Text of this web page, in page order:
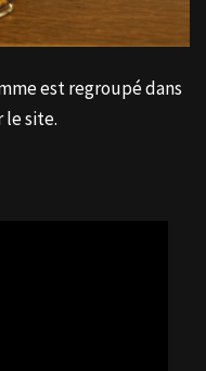
est regroupé dans
site.